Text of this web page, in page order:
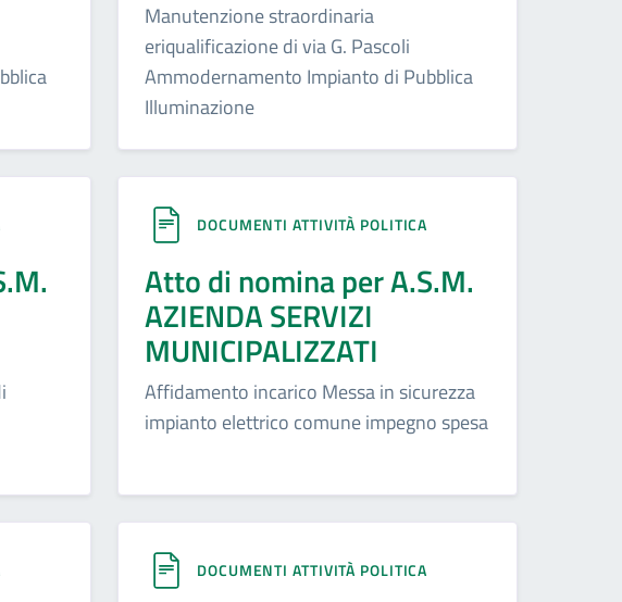
Manutenzione straordinaria
eriqualificazione di via G. Pascoli
Ammodernamento Impianto di Pubblica
Illuminazione
DOCUMENTI ATTIVITÀ POLITICA
Atto di nomina per A.S.M.
AZIENDA SERVIZI
MUNICIPALIZZATI
Affidamento incarico Messa in sicurezza
impianto elettrico comune impegno spesa
DOCUMENTI ATTIVITÀ POLITICA